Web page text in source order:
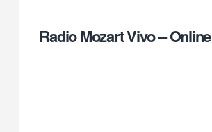
Radio Mozart Vivo – Online